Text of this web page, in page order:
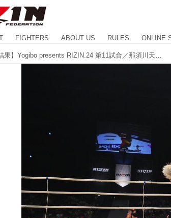
FIGHTERS ABOUT US RULES ONLINE